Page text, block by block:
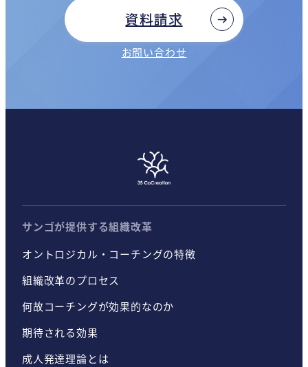
資料請求
お問い合わせ
サンゴが提供する組織改革
オントロジカル・コーチングの特徴
組織改革のプロセス
何故コーチングが効果的なのか
期待される効果
成人発達理論とは